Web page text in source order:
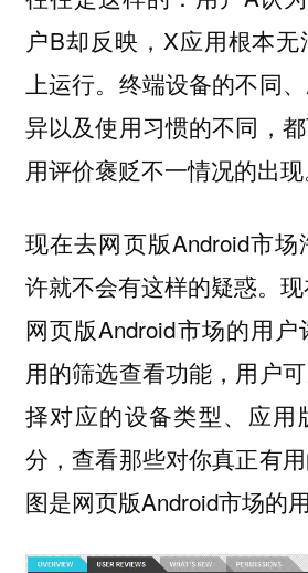
户B却反映，X应用根本
上运行。终端设备的不同
异以及使用习惯的不同，
用评价褒贬不一情况的出现
现在去网页版Android市
许就不会有这样的疑惑。现
网页版Android市场的用
用的筛选查看功能，用户
择对应的设备类型、应用
分，查看那些对你真正有
图是网页版Android市场的